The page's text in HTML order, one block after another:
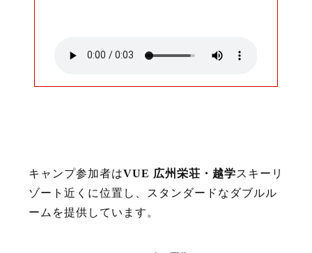
キャンプ参加者はVUE 広州栄荘・越学スキーリ
ゾート近くに位置し、スタンダードなダブルル
ームを提供しています。